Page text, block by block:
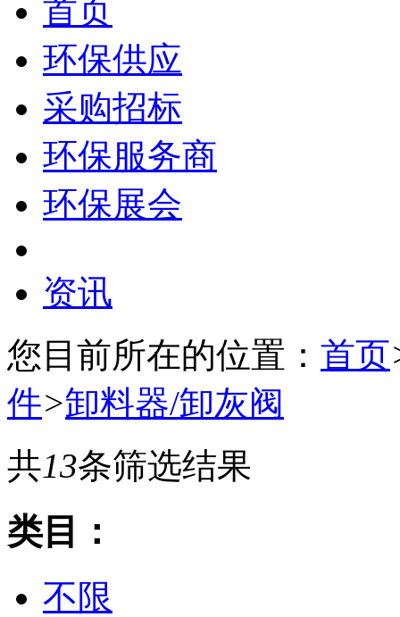
首页
环保供应
采购招标
环保服务商
环保展会
资讯
您目前所在的位置： 首页
件>卸料器/卸灰阀
共13条筛选结果
类目：
不限